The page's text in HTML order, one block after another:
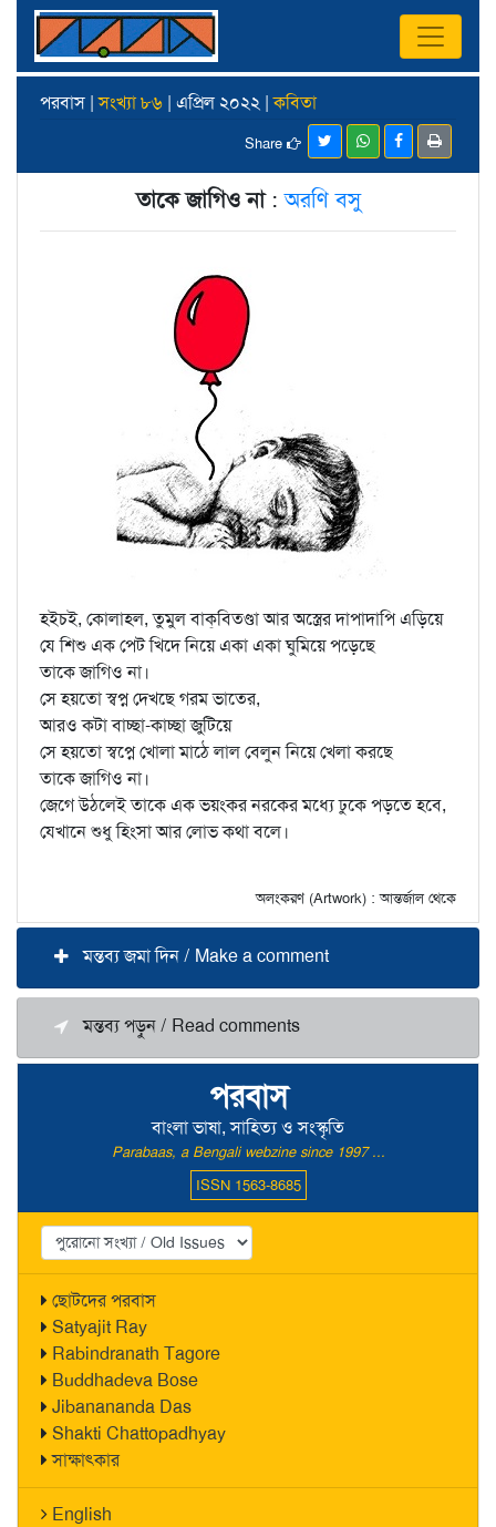
পরবাস
বাংলা ভাষা, সাহিত্য ও সংস্কৃতি
Parabaas, a Bengali webzine since 1997 ...
ISSN 1563-8685
ছোটদের পরবাস
Satyajit Ray
Rabindranath Tagore
Buddhadeva Bose
Jibanananda Das
Shakti Chattopadhyay
সাক্ষাৎকার
English
পরবাস |সংখ্যা ৮৬ | এপ্রিল ২০২২ |কবিতা
Share
তাকে জাগিও না:অরণি বসু
হইচই, কোলাহল, তুমুল বাক্‌বিতণ্ডা আর অস্ত্রের দাপাদাপি এড়িয়ে
যে শিশু এক পেট খিদে নিয়ে একা একা ঘুমিয়ে পড়েছে
তাকে জাগিও না।
সে হয়তো স্বপ্ন দেখছে গরম ভাতের,
আরও কটা বাচ্ছা-কাচ্ছা জুটিয়ে
সে হয়তো স্বপ্নে খোলা মাঠে লাল বেলুন নিয়ে খেলা করছে
তাকে জাগিও না।
জেগে উঠলেই তাকে এক ভয়ংকর নরকের মধ্যে ঢুকে পড়তে হবে,
যেখানে শুধু হিংসা আর লোভ কথা বলে।
অলংকরণ (Artwork) : আন্তর্জাল থেকে
মন্তব্য জমা দিন / Make a comment
মন্তব্য পড়ুন / Read comments